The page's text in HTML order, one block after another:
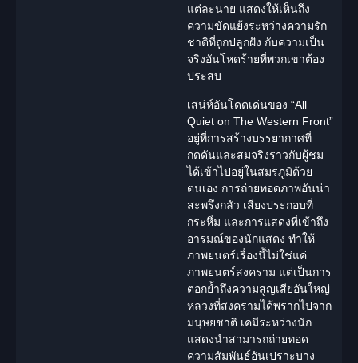
แต่ละนาย แสดงให้เห็นถึง
ความขัดแย้งระหว่างความรัก
ชาติที่ถูกปลูกฝัง กับความเป็น
จริงอันโหดร้ายที่พวกเขาต้อง
ประสบ
เสน่ห์อันโดดเด่นของ “All
Quiet on The Western Front”
อยู่ที่การสร้างบรรยากาศที่
กดดันและสมจริงราวกับผู้ชม
ได้เข้าไปอยู่ในสมรภูมิด้วย
ตนเอง การถ่ายทอดภาพอันน่า
สะพรึงกลัว เสียงประกอบที่
กระหึ่ม และการแสดงที่เข้าถึง
อารมณ์ของนักแสดง ทำให้
ภาพยนตร์เรื่องนี้ไม่ใช่แค่
ภาพยนตร์สงคราม แต่เป็นการ
ตอกย้ำถึงความสูญเสียอันใหญ่
หลวงที่สงครามได้พรากไปจาก
มนุษยชาติ เคมีระหว่างนัก
แสดงนำสามารถถ่ายทอด
ความสัมพันธ์อันเปราะบาง